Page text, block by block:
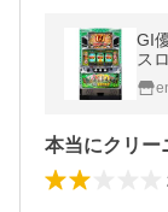
GI
ス
本当にクリー